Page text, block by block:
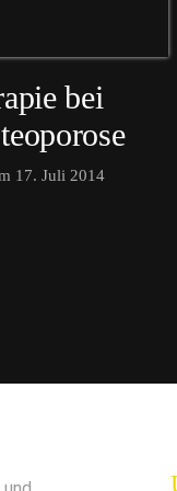
bei
17. Juli 2014